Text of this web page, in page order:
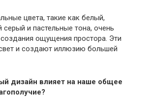
цвета, такие как белый,
серый и пастельные тона, очень
ощущения простора. Эти
и создают иллюзию большей
дизайн влияет на наше общее